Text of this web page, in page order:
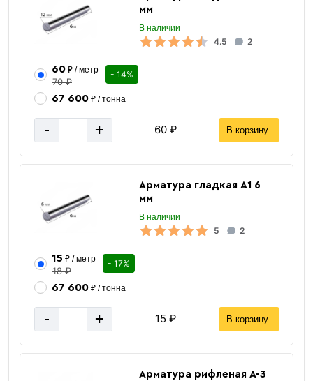
мм
В наличии
4.5 2
60₽ / метр
70 ₽
- 14%
67 600₽ / тонна
- + 60 ₽ В корзину
Арматура гладкая А1 6
мм
В наличии
5 2
15 ₽ / метр
18 ₽
- 17%
67 600₽ / тонна
- + 15 ₽ В корзину
Арматура рифленая А-3
для арматуры
«В корзину»